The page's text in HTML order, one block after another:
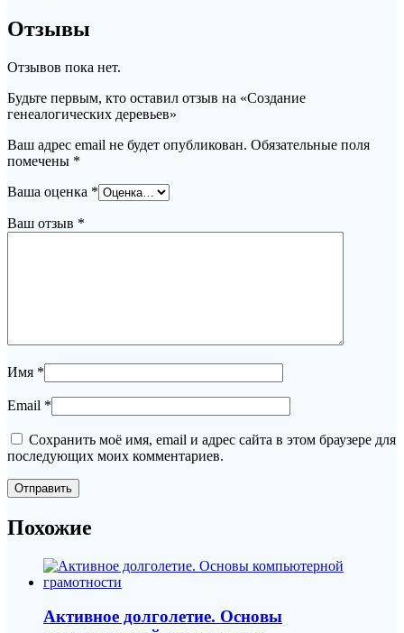
Отзывы
Отзывов пока нет.
Будьте первым, кто оставил отзыв на «Создание
генеалогических деревьев»
Ваш адрес email не будет опубликован. Обязательные поля
помечены *
Ваша оценка *
Ваш отзыв *
Имя *
Email *
Сохранить моё имя, email и адрес сайта в этом браузере для
последующих моих комментариев.
Похожие
Активное долголетие. Основы